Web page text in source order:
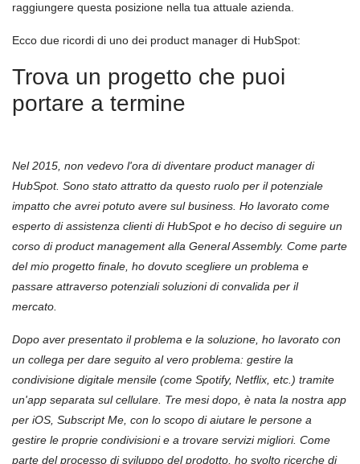
raggiungere questa posizione nella tua attuale azienda.
Ecco due ricordi di uno dei product manager di HubSpot:
Trova un progetto che puoi
portare a termine
Nel 2015, non vedevo l'ora di diventare product manager di
HubSpot. Sono stato attratto da questo ruolo per il potenziale
impatto che avrei potuto avere sul business. Ho lavorato come
esperto di assistenza clienti di HubSpot e ho deciso di seguire un
corso di product management alla General Assembly. Come parte
del mio progetto finale, ho dovuto scegliere un problema e
passare attraverso potenziali soluzioni di convalida per il
mercato.
Dopo aver presentato il problema e la soluzione, ho lavorato con
un collega per dare seguito al vero problema: gestire la
condivisione digitale mensile (come Spotify, Netflix, etc.) tramite
un'app separata sul cellulare. Tre mesi dopo, è nata la nostra app
per iOS, Subscript Me, con lo scopo di aiutare le persone a
gestire le proprie condivisioni e a trovare servizi migliori. Come
parte del processo di sviluppo del prodotto, ho svolto ricerche di